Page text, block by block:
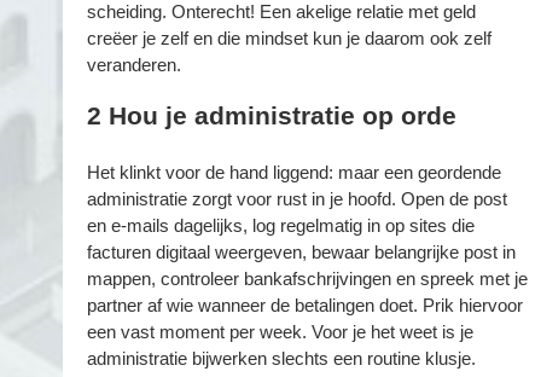
scheiding. Onterecht! Een akelige relatie met geld
creëer je zelf en die mindset kun je daarom ook zelf
veranderen.
2 Hou je administratie op orde
Het klinkt voor de hand liggend: maar een geordende
administratie zorgt voor rust in je hoofd. Open de post
en e-mails dagelijks, log regelmatig in op sites die
facturen digitaal weergeven, bewaar belangrijke post in
mappen, controleer bankafschrijvingen en spreek met je
partner af wie wanneer de betalingen doet. Prik hiervoor
een vast moment per week. Voor je het weet is je
administratie bijwerken slechts een routine klusje.